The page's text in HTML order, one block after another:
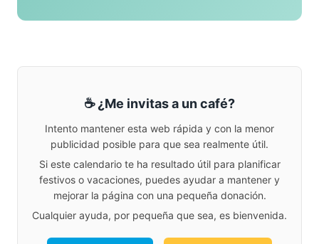
☕ ¿Me invitas a un café?
Intento mantener esta web rápida y con la menor
publicidad posible para que sea realmente útil.
Si este calendario te ha resultado útil para planificar
festivos o vacaciones, puedes ayudar a mantener y
mejorar la página con una pequeña donación.
Cualquier ayuda, por pequeña que sea, es bienvenida.